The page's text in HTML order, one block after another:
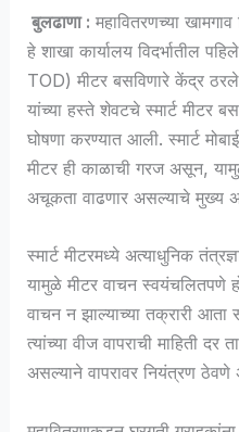
बुलढाणा : महावितरणच्या खामगाव
हे शाखा कार्यालय विदर्भातील
TOD) मीटर बसविणारे केंद्र
यांच्या हस्ते शेवटचे स्मार्ट मीटर
घोषणा करण्यात आली. स्मार्ट
मीटर ही काळाची गरज असून,
अचूकता वाढणार असल्याचे मुख्य
स्मार्ट मीटरमध्ये अत्याधुनिक
यामुळे मीटर वाचन स्वयंचलितपणे
वाचन न झाल्याच्या तक्रारी आता
त्यांच्या वीज वापराची माहिती दर
असल्याने वापरावर नियंत्रण